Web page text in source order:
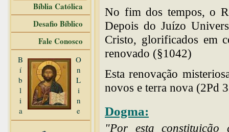
Bíblia Católica
Desafio Bíblico
Fale Conosco
B
í
b
l
i
a
O
n
L
i
n
e
No fim dos tempos, o
Depois do Juízo
Cristo, glorificados em
renovado (§1042)
Esta renovação
novos e terra nova (2Pd
Dogma:
"Por esta